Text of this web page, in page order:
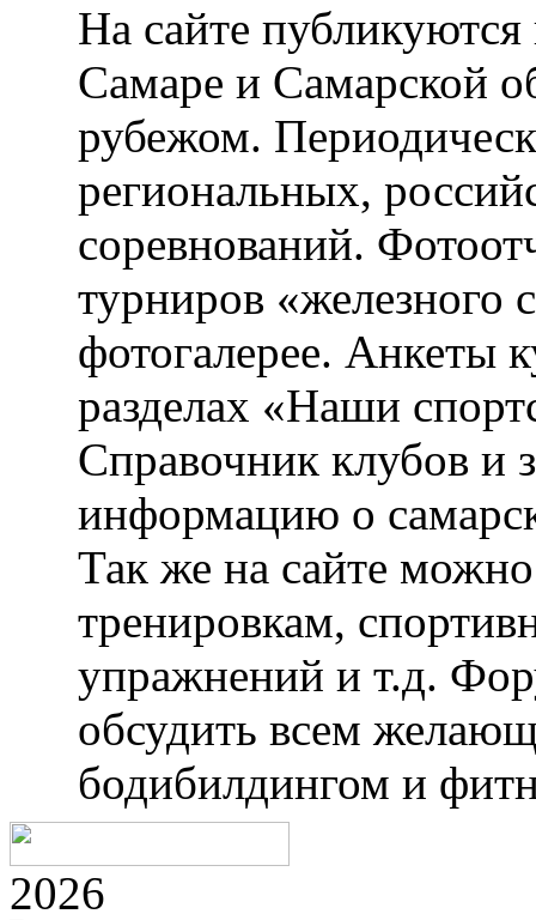
На сайте публикуются
Самаре и Самарской
рубежом.
региональных,
соревнований.
турниров «железного
фотогалерее. Анкеты
разделах «Наши
Справочник клубов и
информацию о
Так же на сайте
тренировкам,
упражнений и т.д.
обсудить всем
бодибилдингом и
2026